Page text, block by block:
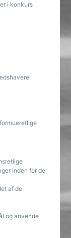
i konkurs
inden for de
af de
og anvende